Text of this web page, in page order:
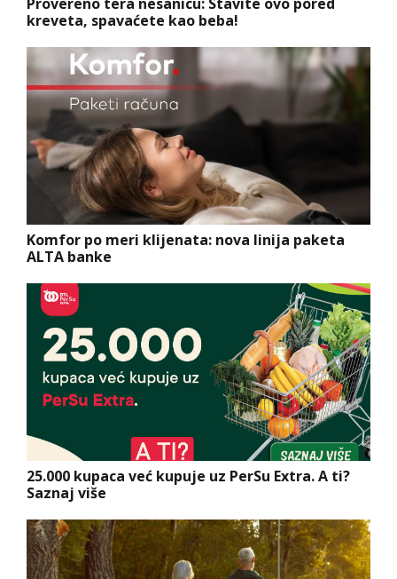
kreveta, spavaćete kao beba!
Komfor po meri klijenata: nova linija paketa
ALTA banke
25.000 kupaca već kupuje uz PerSu Extra. A ti?
Saznaj više